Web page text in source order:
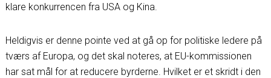
klare konkurrencen fra USA og Kina.
Heldigvis er denne pointe ved at gå op for politiske ledere på
tværs af Europa, og det skal noteres, at EU-kommissionen
har sat mål for at reducere byrderne. Hvilket er et skridt i den